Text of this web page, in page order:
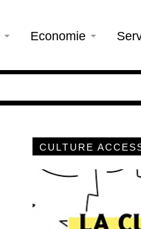
Economie
CULTURE